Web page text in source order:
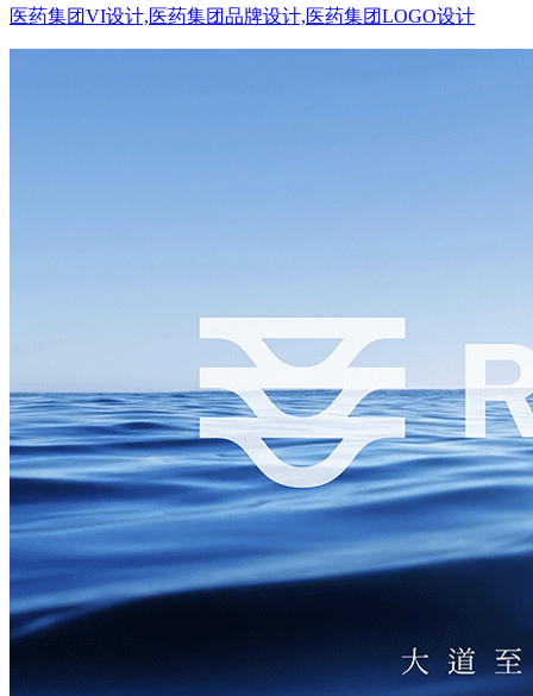
医药集团VI设计,医药集团品牌设计,医药集团LOGO设计